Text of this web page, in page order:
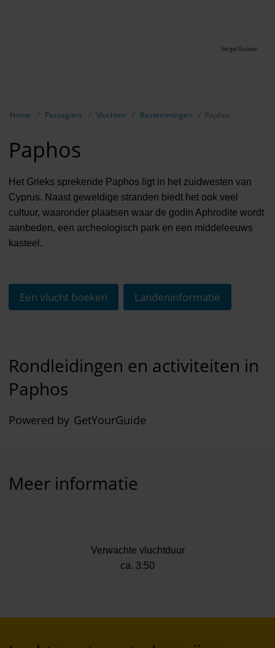
Sergei Gussev
Home Passagiers Vluchten Bestemmingen Paphos
Paphos
Het Grieks sprekende Paphos ligt in het zuidwesten van
Cyprus. Naast geweldige stranden biedt het ook veel
cultuur, waaronder plaatsen waar de godin Aphrodite wordt
aanbeden, een archeologisch park en een middeleeuws
kasteel.
Een vlucht boeken Landeninformatie
Rondleidingen en activiteiten in
Paphos
Powered by GetYourGuide
Meer informatie
Verwachte vluchtduur
ca. 3:50